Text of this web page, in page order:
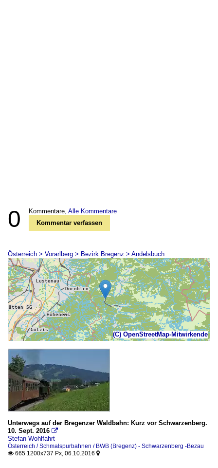
0 Kommentare, Alle Kommentare
Kommentar verfassen
Österreich > Vorarlberg > Bezirk Bregenz > Andelsbuch
(C) OpenStreetMap-Mitwirkende
Unterwegs auf der Bregenzer Waldbahn: Kurz vor Schwarzenberg.
10. Sept. 2016 
Stefan Wohlfahrt
Österreich / Schmalspurbahnen / BWB (Bregenz) - Schwarzenberg -Bezau
 665 1200x737 Px, 06.10.2016 